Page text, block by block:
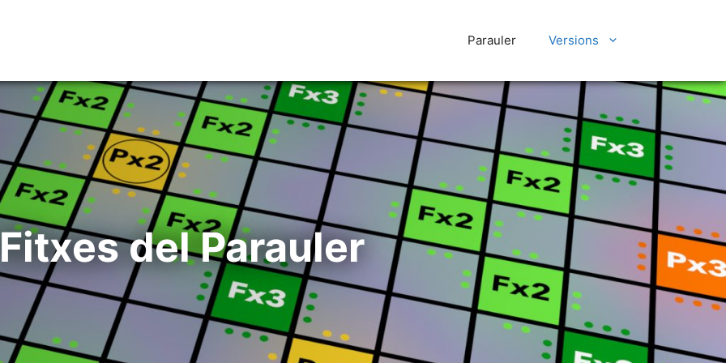
Parauler Versions
del Parauler